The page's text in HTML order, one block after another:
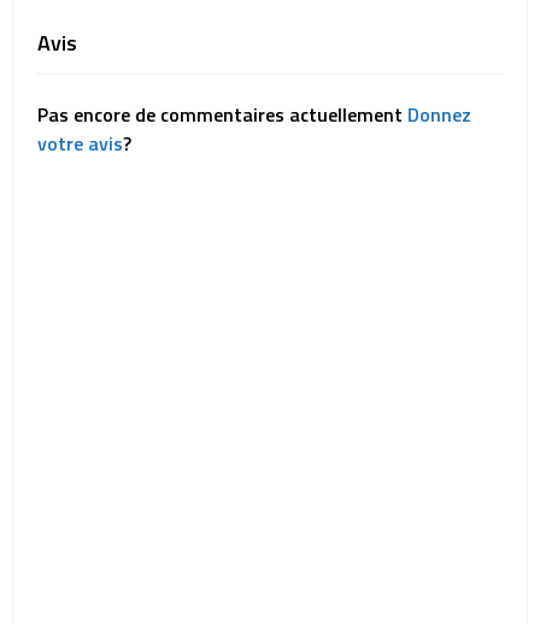
Avis
Pas encore de commentaires actuellement Donnez
votre avis?